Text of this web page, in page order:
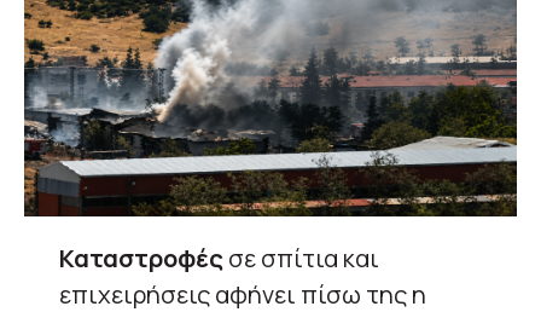
Καταστροφέςσε σπίτια και
επιχειρήσεις αφήνει πίσω της η